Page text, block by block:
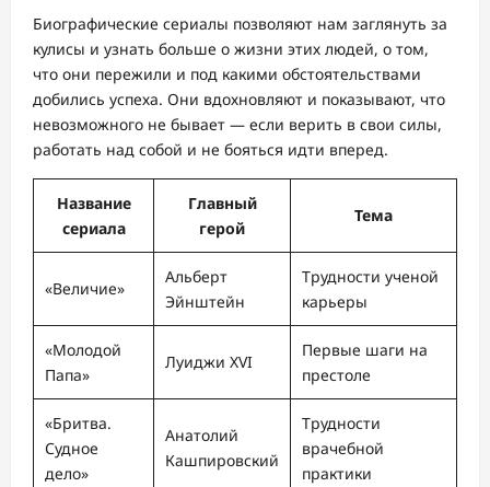
Биографические сериалы позволяют нам заглянуть за
кулисы и узнать больше о жизни этих людей, о том,
что они пережили и под какими обстоятельствами
добились успеха. Они вдохновляют и показывают, что
невозможного не бывает — если верить в свои силы,
работать над собой и не бояться идти вперед.
Название
сериала
Главный
герой
Тема
«Величие»
Альберт
Эйнштейн
Трудности ученой
карьеры
«Молодой
Папа»
Луиджи XVI
Первые шаги на
престоле
«Бритва.
Судное
дело»
Анатолий
Кашпировский
Трудности
врачебной
практики